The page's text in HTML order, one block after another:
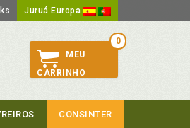
Juruá Europa
0
MEU
CARRINHO
CONSINTER